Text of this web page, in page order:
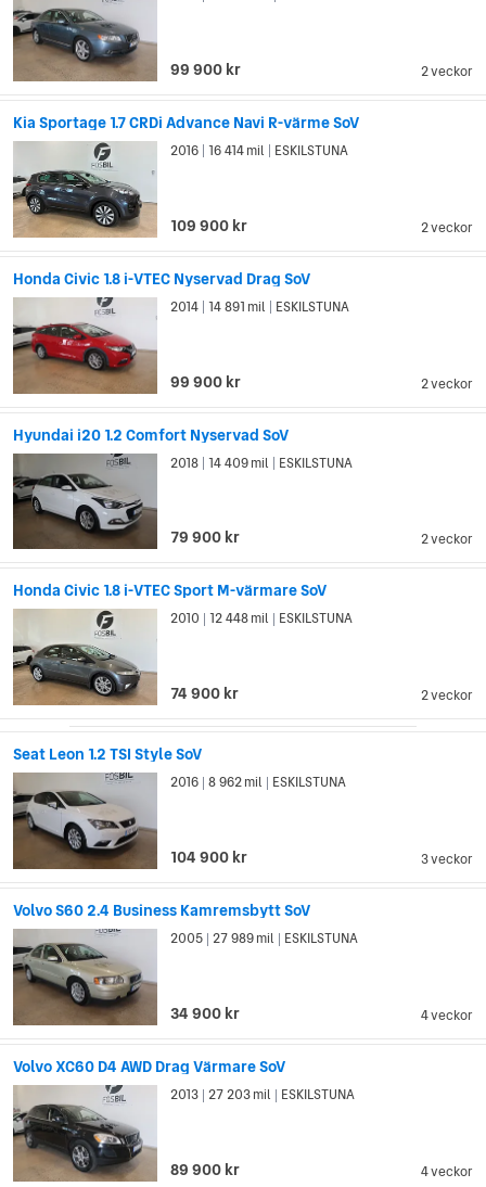
2 veckor
99 900 kr
Kia Sportage 1.7 CRDi Advance Navi R-värme SoV
2 veckor
2016 16 414 mil ESKILSTUNA
109 900 kr
Honda Civic 1.8 i-VTEC Nyservad Drag SoV
2 veckor
2014 14 891 mil ESKILSTUNA
99 900 kr
Hyundai i20 1.2 Comfort Nyservad SoV
2 veckor
2018 14 409 mil ESKILSTUNA
79 900 kr
Honda Civic 1.8 i-VTEC Sport M-värmare SoV
2 veckor
2010 12 448 mil ESKILSTUNA
74 900 kr
Seat Leon 1.2 TSI Style SoV
3 veckor
2016 8 962 mil ESKILSTUNA
104 900 kr
Volvo S60 2.4 Business Kamremsbytt SoV
4 veckor
2005 27 989 mil ESKILSTUNA
34 900 kr
Volvo XC60 D4 AWD Drag Värmare SoV
4 veckor
2013 27 203 mil ESKILSTUNA
89 900 kr